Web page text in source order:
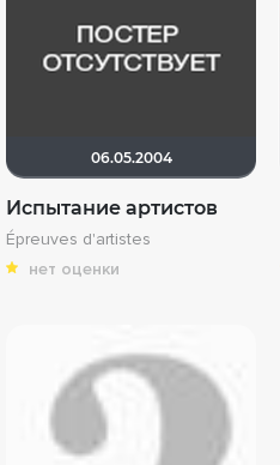
06.05.2004
Испытание артистов
Épreuves d'artistes
нет оценки